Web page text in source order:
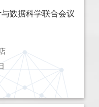
数据科学联合会议